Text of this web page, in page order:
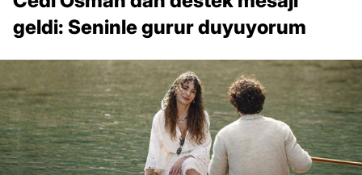
geldi: Seninle gurur duyuyorum